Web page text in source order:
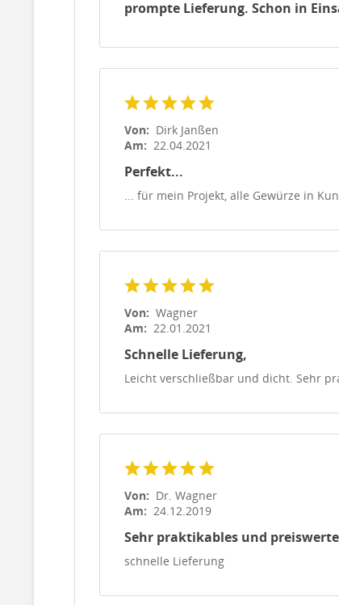
prompte Lieferung. Schon in
Von: Dirk Janßen
Am: 22.04.2021
Perfekt...
... für mein Projekt, alle Gewürze in
Von: Wagner
Am: 22.01.2021
Schnelle Lieferung,
Leicht verschließbar und dicht. Sehr
Von: Dr. Wagner
Am: 24.12.2019
Sehr praktikables und
schnelle Lieferung